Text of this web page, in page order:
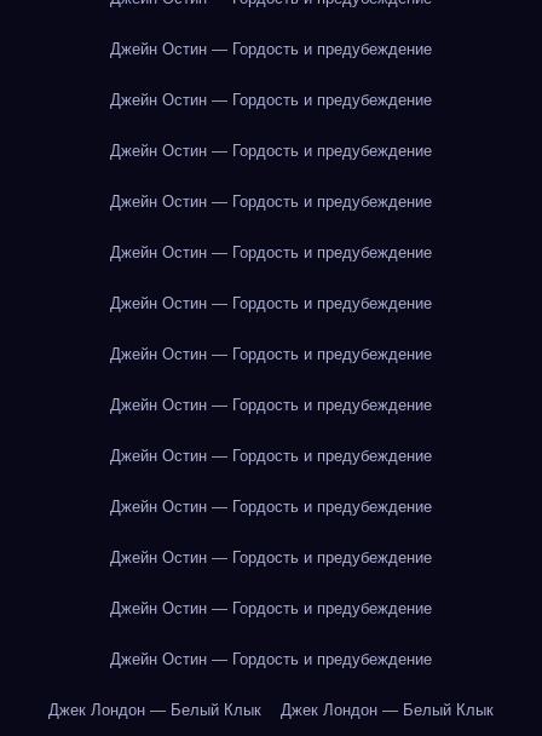
Джейн Остин — Гордость и предубеждение
Джейн Остин — Гордость и предубеждение
Джейн Остин — Гордость и предубеждение
Джейн Остин — Гордость и предубеждение
Джейн Остин — Гордость и предубеждение
Джейн Остин — Гордость и предубеждение
Джейн Остин — Гордость и предубеждение
Джейн Остин — Гордость и предубеждение
Джейн Остин — Гордость и предубеждение
Джейн Остин — Гордость и предубеждение
Джейн Остин — Гордость и предубеждение
Джейн Остин — Гордость и предубеждение
Джейн Остин — Гордость и предубеждение
Джек Лондон — Белый Клык Джек Лондон — Белый Клык